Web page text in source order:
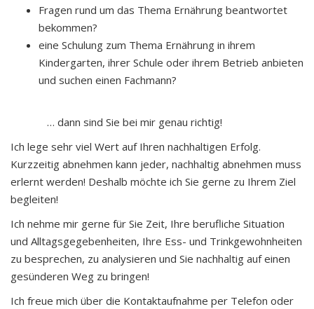
Fragen rund um das Thema Ernährung beantwortet
bekommen?
eine Schulung zum Thema Ernährung in ihrem
Kindergarten, ihrer Schule oder ihrem Betrieb anbieten
und suchen einen Fachmann?
… dann sind Sie bei mir genau richtig!
Ich lege sehr viel Wert auf Ihren nachhaltigen Erfolg.
Kurzzeitig abnehmen kann jeder, nachhaltig abnehmen muss
erlernt werden! Deshalb möchte ich Sie gerne zu Ihrem Ziel
begleiten!
Ich nehme mir gerne für Sie Zeit, Ihre berufliche Situation
und Alltagsgegebenheiten, Ihre Ess- und Trinkgewohnheiten
zu besprechen, zu analysieren und Sie nachhaltig auf einen
gesünderen Weg zu bringen!
Ich freue mich über die Kontaktaufnahme per Telefon oder